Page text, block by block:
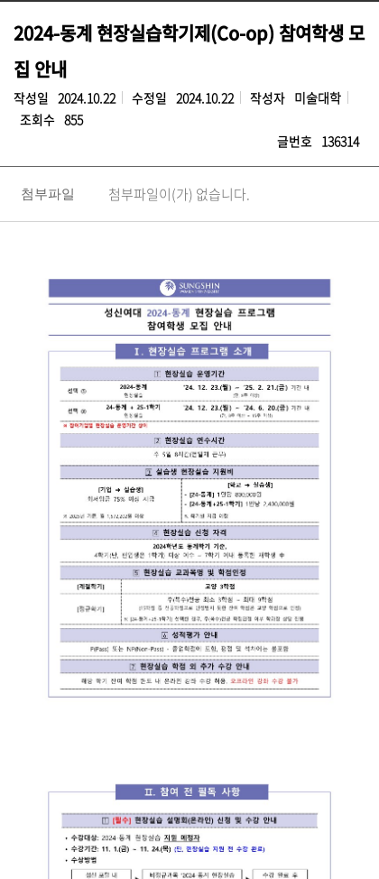
2024-동계 현장실습학기제(Co-op) 참여학생 모
집 안내
작성일 2024.10.22 수정일 2024.10.22 작성자 미술대학
조회수 855
글번호 136314
첨부파일 첨부파일이(가) 없습니다.